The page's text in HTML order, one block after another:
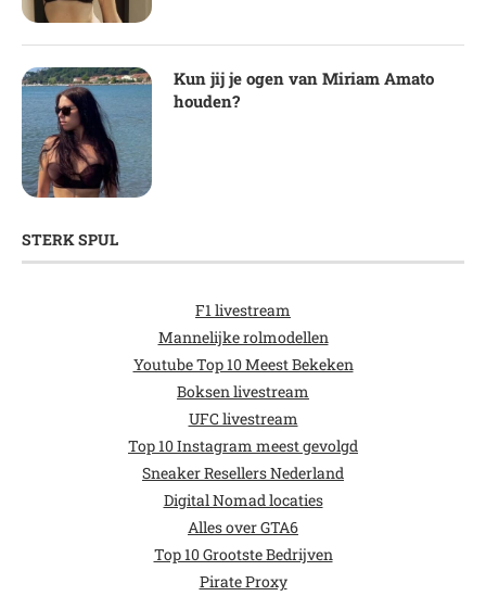
Kun jij je ogen van Miriam Amato
houden?
STERK SPUL
F1 livestream
Mannelijke rolmodellen
Youtube Top 10 Meest Bekeken
Boksen livestream
UFC livestream
Top 10 Instagram meest gevolgd
Sneaker Resellers Nederland
Digital Nomad locaties
Alles over GTA6
Top 10 Grootste Bedrijven
Pirate Proxy